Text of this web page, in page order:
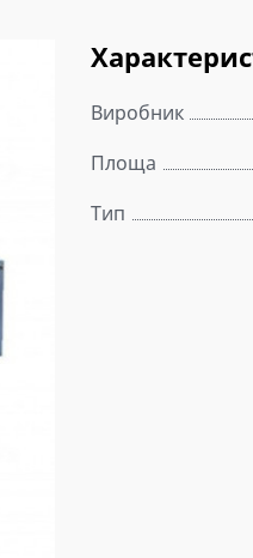
Виробник
Площа
Тип